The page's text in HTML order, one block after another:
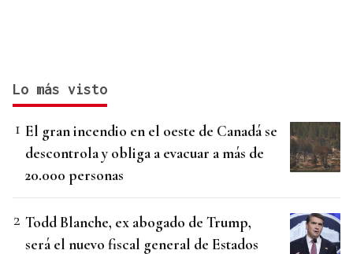
Lo más visto
El gran incendio en el oeste de Canadá se
descontrola y obliga a evacuar a más de
20.000 personas
Todd Blanche, ex abogado de Trump,
será el nuevo fiscal general de Estados